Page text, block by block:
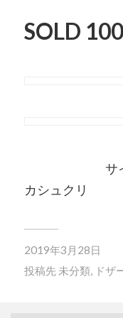
SOLD
サイズ：
カシュクリ
2019年3月28日
投稿先 未分類, ドザ